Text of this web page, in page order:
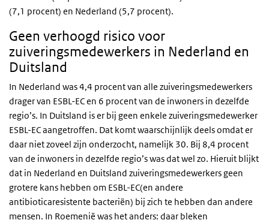
(7,1 procent) en Nederland (5,7 procent).
Geen verhoogd risico voor
zuiveringsmedewerkers in Nederland en
Duitsland
In Nederland was 4,4 procent van alle zuiveringsmedewerkers
drager van ESBL-EC en 6 procent van de inwoners in dezelfde
regio’s. In Duitsland is er bij geen enkele zuiveringsmedewerker
ESBL-EC aangetroffen. Dat komt waarschijnlijk deels omdat er
daar niet zoveel zijn onderzocht, namelijk 30. Bij 8,4 procent
van de inwoners in dezelfde regio’s was dat wel zo. Hieruit blijkt
dat in Nederland en Duitsland zuiveringsmedewerkers geen
grotere kans hebben om ESBL-EC(en andere
antibioticaresistente bacteriën) bij zich te hebben dan andere
mensen. In Roemenië was het anders: daar bleken